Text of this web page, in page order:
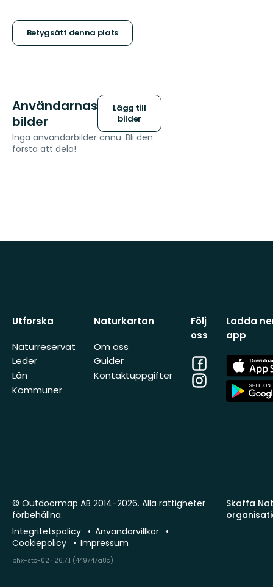
stjärnor
Betygsätt denna plats
Användarnas
bilder
Lägg till
bilder
Inga användarbilder ännu. Bli den
första att dela!
Utforska
Naturreservat
Leder
Län
Kommuner
Naturkartan
Om oss
Guider
Kontaktuppgifter
Följ
oss
Facebook
Instagram
Ladda
app
App
Store
App
Store
Skaffa
© Outdoormap AB 2014-2026. Alla rättigheter
förbehållna.
Integritetspolicy
Användarvillkor
Cookiepolicy
Impressum
phx-sto-02 · 26.7.1 (449747a8c)